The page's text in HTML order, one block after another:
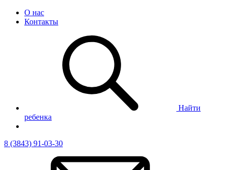
О нас
Контакты
Найти
ребенка
8 (3843) 91-03-30